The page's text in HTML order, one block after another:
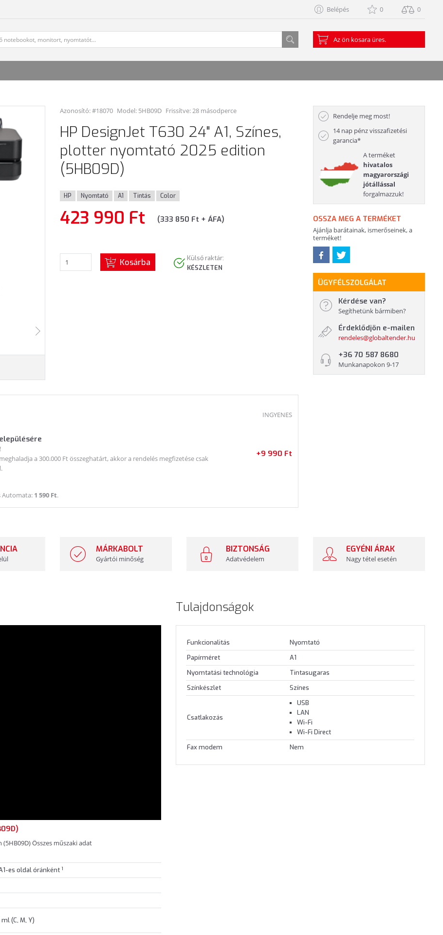
Belépés 0 0
Az ön kosara üres.
Azonosító: #18070 Model: 5HB09D Frissítve: 28 másodperce
HP DesignJet T630 24" A1, Színes,
plotter nyomtató 2025 edition
(5HB09D)
HP Nyomtató A1 Tintás Color
423 990 Ft (333 850 Ft + ÁFA)
Kosárba
Külső raktár:
KÉSZLETEN
INGYENES
a 300.000 Ft összeghatárt, akkor a rendelés megfizetése csak
+9 990 Ft
Automata: 1 590 Ft.
Rendelje meg most!
14 nap pénz visszafizetési
garancia*
A terméket
hivatalos
magyarországi
jótállással
forgalmazzuk!
OSSZA MEG A TERMÉKET
Ajánlja barátainak, ismerőseinek, a
terméket!
ÜGYFÉLSZOLGÁLAT
Kérdése van?
Segíthetünk bármiben?
Érdeklődjön e-mailen
rendeles@globaltender.hu
+36 70 587 8680
Munkanapokon 9-17
MÁRKABOLT
Gyártói minőség
BIZTONSÁG
Adatvédelem
EGYÉNI ÁRAK
Nagy tétel esetén
Összes műszaki adat
es oldal óránként 1
(C, M, Y)
Tulajdonságok
Funkcionalitás
Nyomtató
Papírméret
A1
Nyomtatási technológia
Tintasugaras
Színkészlet
Színes
Csatlakozás
USB
LAN
Wi-Fi
Wi-Fi Direct
Fax modem
Nem